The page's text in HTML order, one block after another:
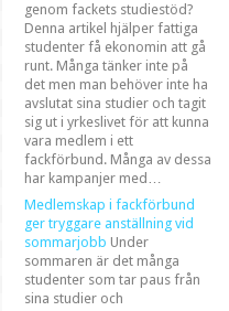
genom fackets studiestöd?
Denna artikel hjälper fattiga
studenter få ekonomin att gå
runt. Många tänker inte på
det men man behöver inte ha
avslutat sina studier och tagit
sig ut i yrkeslivet för att kunna
vara medlem i ett
fackförbund. Många av dessa
har kampanjer med…
Medlemskap i fackförbund
ger tryggare anställning vid
sommarjobb Under
sommaren är det många
studenter som tar paus från
sina studier och